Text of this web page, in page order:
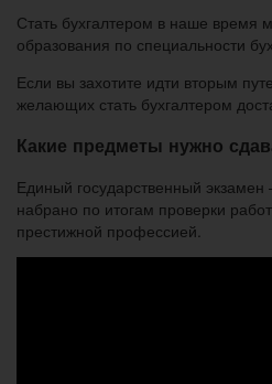
Стать бухгалтером в наше время
образования по специальности
Если вы захотите идти вторым
желающих стать бухгалтером
Какие предметы нужно
Единый государственный
набрано по итогам проверки
престижной профессией.